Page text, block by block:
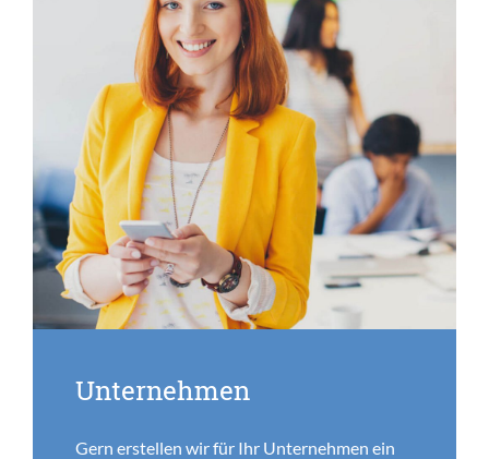
Unternehmen
Gern erstellen wir für Ihr Unternehmen ein